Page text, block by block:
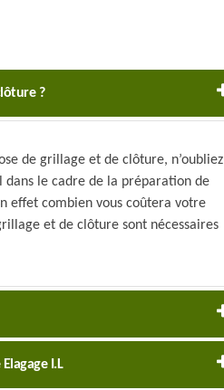
?
de grillage et de clôture, n’oubliez
dans le cadre de la préparation de
effet combien vous coûtera votre
et de clôture sont nécessaires
I.L